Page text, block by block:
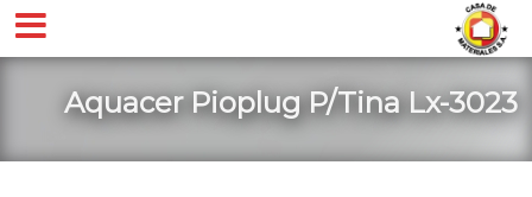
Aquacer Pioplug P/Tina Lx-3023